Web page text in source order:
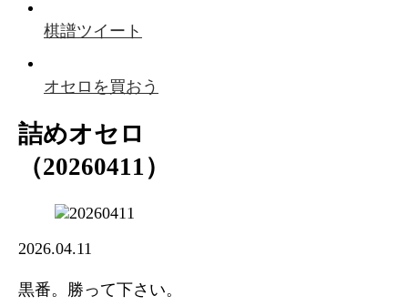
棋譜ツイート
オセロを買おう
詰めオセロ
（20260411）
2026.04.11
黒番。勝って下さい。